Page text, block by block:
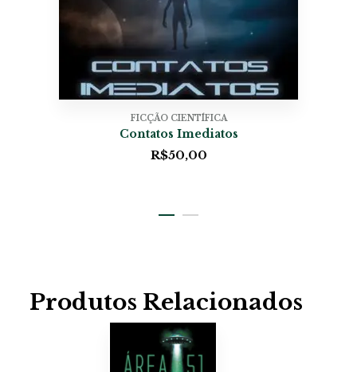
FICÇÃO CIENTÍFICA
Contatos Imediatos
R$50,00
Produtos Relacionados